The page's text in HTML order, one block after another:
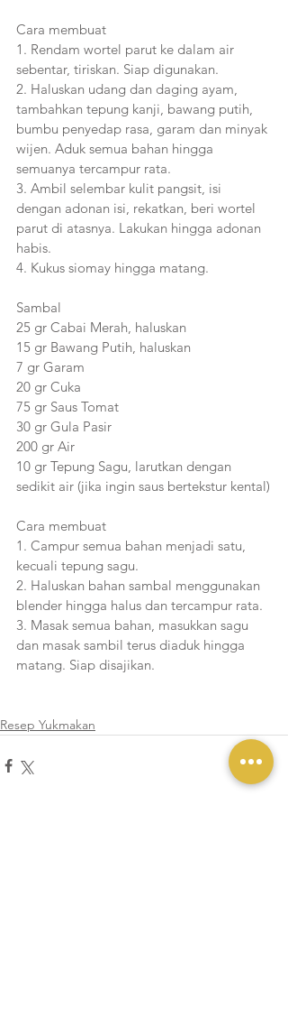
Cara membuat
1. Rendam wortel parut ke dalam air
sebentar, tiriskan. Siap digunakan.
2. Haluskan udang dan daging ayam,
tambahkan tepung kanji, bawang putih,
bumbu penyedap rasa, garam dan minyak
wijen. Aduk semua bahan hingga
semuanya tercampur rata.
3. Ambil selembar kulit pangsit, isi
dengan adonan isi, rekatkan, beri wortel
parut di atasnya. Lakukan hingga adonan
habis.
4. Kukus siomay hingga matang.
Sambal
25 gr Cabai Merah, haluskan
15 gr Bawang Putih, haluskan
7 gr Garam
20 gr Cuka
75 gr Saus Tomat
30 gr Gula Pasir
200 gr Air
10 gr Tepung Sagu, larutkan dengan
sedikit air (jika ingin saus bertekstur kental)
Cara membuat
1. Campur semua bahan menjadi satu,
kecuali tepung sagu.
2. Haluskan bahan sambal menggunakan
blender hingga halus dan tercampur rata.
3. Masak semua bahan, masukkan sagu
dan masak sambil terus diaduk hingga
matang. Siap disajikan.
Resep Yukmakan